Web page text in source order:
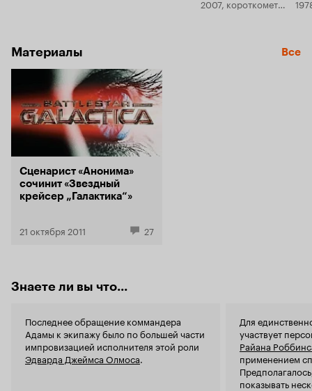
которая дает нам жизнь, надежду и спасение.
миру.
оторвать
– ретроспекция
2007, короткометражка
Материалы Все
Сценарист «Анонима»
сочинит «Звездный
крейсер „Галактика“»
21 октября 2011 27
Знаете ли вы что...
Последнее обращение коммандера
Адамы к экипажу было по большей части
импровизацией исполнителя этой роли
Эдварда Джеймса Олмоса.
Для
участвует
Райана
применением
показывать